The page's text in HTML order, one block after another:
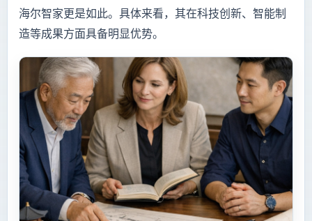
海尔智家更是如此。具体来看，其在科技创新、智能制
造等成果方面具备明显优势。